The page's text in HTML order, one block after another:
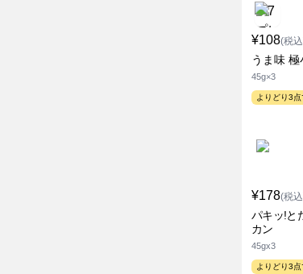
¥108(税
うま味
45g×3
よりどり3
¥178(税
パキッ!と
カン
45gx3
よりどり3